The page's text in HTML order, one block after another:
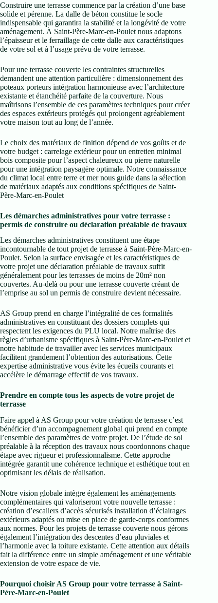
Construire une terrasse commence par la création d’une base
solide et pérenne. La dalle de béton constitue le socle
indispensable qui garantira la stabilité et la longévité de votre
aménagement. À Saint-Père-Marc-en-Poulet nous adaptons
l’épaisseur et le ferraillage de cette dalle aux caractéristiques
de votre sol et à l’usage prévu de votre terrasse.
Pour une terrasse couverte les contraintes structurelles
demandent une attention particulière : dimensionnement des
poteaux porteurs intégration harmonieuse avec l’architecture
existante et étanchéité parfaite de la couverture. Nous
maîtrisons l’ensemble de ces paramètres techniques pour créer
des espaces extérieurs protégés qui prolongent agréablement
votre maison tout au long de l’année.
Le choix des matériaux de finition dépend de vos goûts et de
votre budget : carrelage extérieur pour un entretien minimal
bois composite pour l’aspect chaleureux ou pierre naturelle
pour une intégration paysagère optimale. Notre connaissance
du climat local entre terre et mer nous guide dans la sélection
de matériaux adaptés aux conditions spécifiques de Saint-
Père-Marc-en-Poulet
Les démarches administratives pour votre terrasse :
permis de construire ou déclaration préalable de travaux
Les démarches administratives constituent une étape
incontournable de tout projet de terrasse à Saint-Père-Marc-en-
Poulet. Selon la surface envisagée et les caractéristiques de
votre projet une déclaration préalable de travaux suffit
généralement pour les terrasses de moins de 20m² non
couvertes. Au-delà ou pour une terrasse couverte créant de
l’emprise au sol un permis de construire devient nécessaire.
AS Group prend en charge l’intégralité de ces formalités
administratives en constituant des dossiers complets qui
respectent les exigences du PLU local. Notre maîtrise des
règles d’urbanisme spécifiques à Saint-Père-Marc-en-Poulet et
notre habitude de travailler avec les services municipaux
facilitent grandement l’obtention des autorisations. Cette
expertise administrative vous évite les écueils courants et
accélère le démarrage effectif de vos travaux.
Prendre en compte tous les aspects de votre projet de
terrasse
Faire appel à AS Group pour votre création de terrasse c’est
bénéficier d’un accompagnement global qui prend en compte
l’ensemble des paramètres de votre projet. De l’étude de sol
préalable à la réception des travaux nous coordonnons chaque
étape avec rigueur et professionnalisme. Cette approche
intégrée garantit une cohérence technique et esthétique tout en
optimisant les délais de réalisation.
Notre vision globale intègre également les aménagements
complémentaires qui valoriseront votre nouvelle terrasse :
création d’escaliers d’accès sécurisés installation d’éclairages
extérieurs adaptés ou mise en place de garde-corps conformes
aux normes. Pour les projets de terrasse couverte nous gérons
également l’intégration des descentes d’eau pluviales et
l’harmonie avec la toiture existante. Cette attention aux détails
fait la différence entre un simple aménagement et une véritable
extension de votre espace de vie.
Pourquoi choisir AS Group pour votre terrasse à Saint-
Père-Marc-en-Poulet